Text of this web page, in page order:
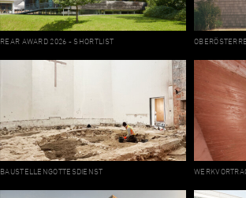
REAR AWARD 2026 - SHORTLIST
BAUSTELLENGOTTESDIENST